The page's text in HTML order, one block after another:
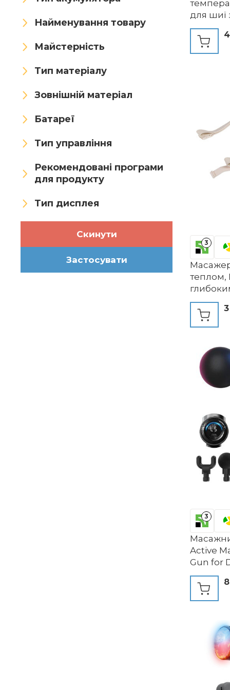
Найменування товару
Майстерність
Тип матеріалу
Зовнішній матеріал
Батареї
Тип управління
Рекомендовані програми
для продукту
Тип дисплея
Скинути
Застосувати
для шиї
плечей,
3
теплом,
3
Active
Gun for
Back
USB C